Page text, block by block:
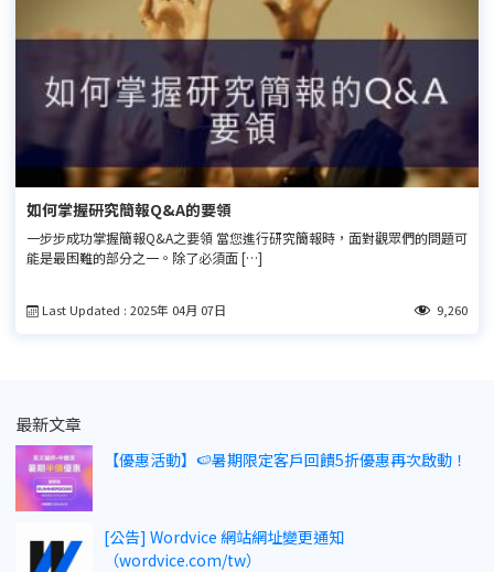
如何掌握研究簡報Q&A的要領
一步步成功掌握簡報Q&A之要領 當您進行研究簡報時，面對觀眾們的問題可
能是最困難的部分之一。除了必須面 […]
Last Updated : 2025年 04月 07日 9,260
最新文章
【優惠活動】🍉暑期限定客戶回饋5折優惠再次啟動！
[公告] Wordvice 網站網址變更通知
（wordvice.com/tw）